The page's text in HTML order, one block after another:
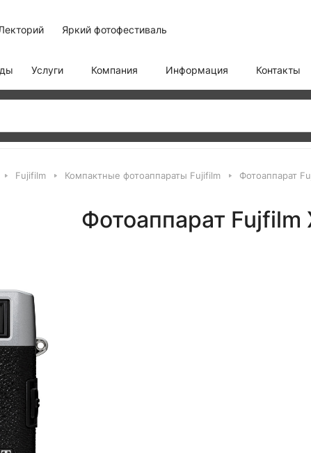
Яркий фотофестиваль
Услуги Компания Информация Контакты
Fujifilm Компактные фотоаппараты Fujifilm Фотоаппарат
Фотоаппарат Fujfilm